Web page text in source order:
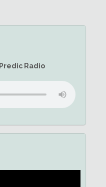
Predic Radio